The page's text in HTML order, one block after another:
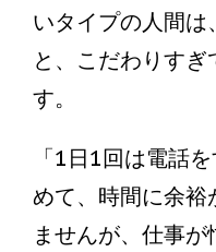
いタイプの人間は
と、こだわりすぎ
す。
「1日1回は電話
めて、時間に余
ませんが、仕事